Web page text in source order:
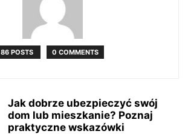
86 POSTS 0 COMMENTS
Jak dobrze ubezpieczyć swój
dom lub mieszkanie? Poznaj
praktyczne wskazówki